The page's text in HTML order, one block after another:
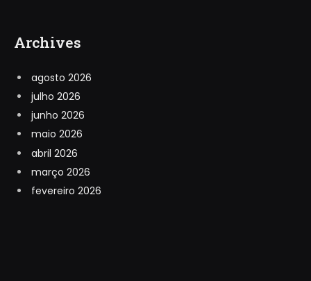
Archives
agosto 2026
julho 2026
junho 2026
maio 2026
abril 2026
março 2026
fevereiro 2026